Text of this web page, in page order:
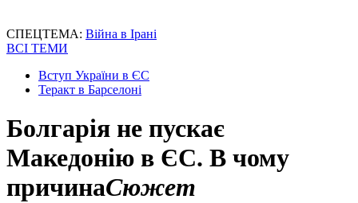
СПЕЦТЕМА: Війна в Ірані
ВСІ ТЕМИ
Вступ України в ЄС
Теракт в Барселоні
Болгарія не пускає
Македонію в ЄС. В чому
причинаСюжет